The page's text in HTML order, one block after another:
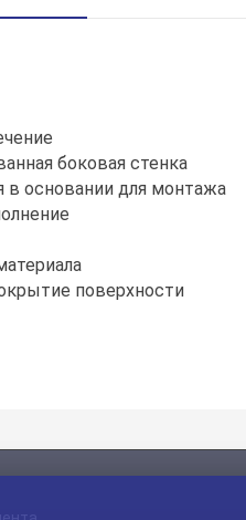
боковая стенка
в основании для монтажа
поверхности